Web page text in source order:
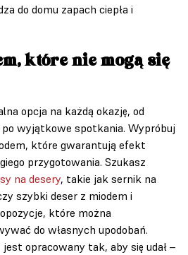
do domu zapach ciepła i
które nie mogą się
opcja na każdą okazję, od
po wyjątkowe spotkania. Wypróbuj
które gwarantują efekt
przygotowania. Szukasz
na desery, takie jak sernik na
szybki deser z miodem i
które można
do własnych upodobań.
opracowany tak, aby się udał –